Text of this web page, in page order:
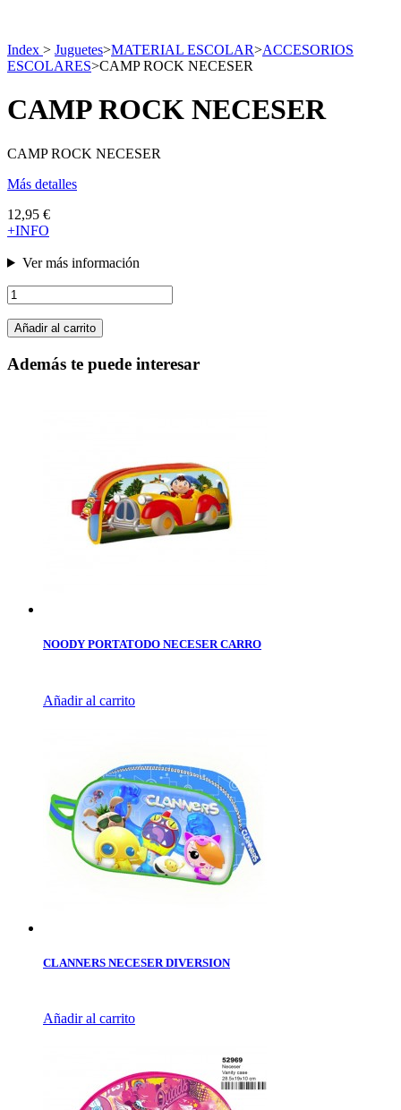
Index > Juguetes>MATERIAL ESCOLAR>ACCESORIOS
ESCOLARES>CAMP ROCK NECESER
CAMP ROCK NECESER
CAMP ROCK NECESER
Más detalles
12,95 €
+INFO
Ver más información
Añadir al carrito
Además te puede interesar
NOODY PORTATODO NECESER CARRO
Añadir al carrito
CLANNERS NECESER DIVERSION
Añadir al carrito